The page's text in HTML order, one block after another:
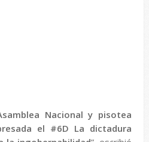
Nacional y pisotea
el #6D La dictadura